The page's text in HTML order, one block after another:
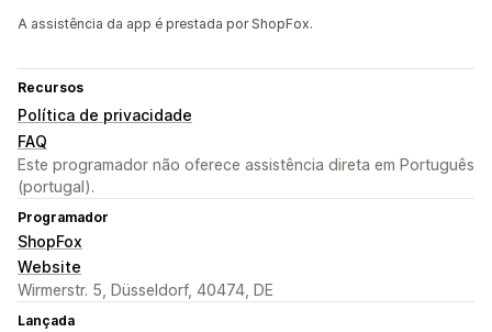
A assistência da app é prestada por ShopFox.
Recursos
Política de privacidade
FAQ
Este programador não oferece assistência direta em Português
(portugal).
Programador
ShopFox
Website
Wirmerstr. 5, Düsseldorf, 40474, DE
Lançada